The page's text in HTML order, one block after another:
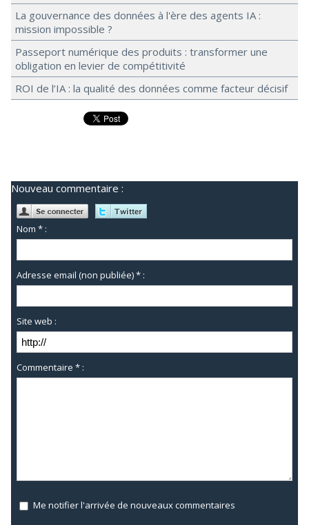
La gouvernance des données à l'ère des agents IA :
mission impossible ?
Passeport numérique des produits : transformer une
obligation en levier de compétitivité
ROI de l’IA : la qualité des données comme facteur décisif
Nouveau commentaire :
Nom * :
Adresse email (non publiée) * :
Site web :
Commentaire * :
Me notifier l'arrivée de nouveaux commentaires